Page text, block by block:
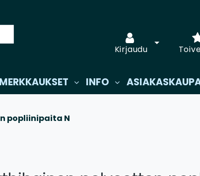
Kirjaudu
Avaa
INFO
popliinipaita N